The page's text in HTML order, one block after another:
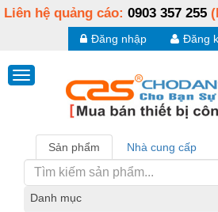
Liên hệ quảng cáo: 0903 357 255
Đăng
Đăng nhập
Sản phẩm Nhà cung cấp
Danh mục